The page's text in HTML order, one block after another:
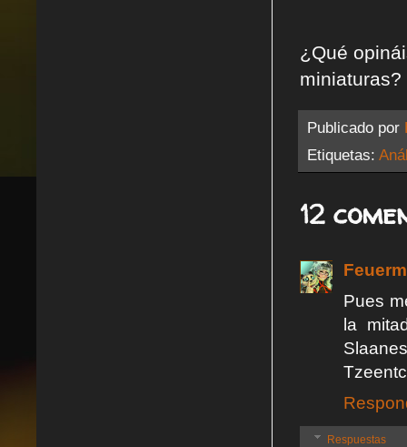
¿Qué
miniaturas?
Publicado por
Etiquetas:
12
Pues
la
Respuestas